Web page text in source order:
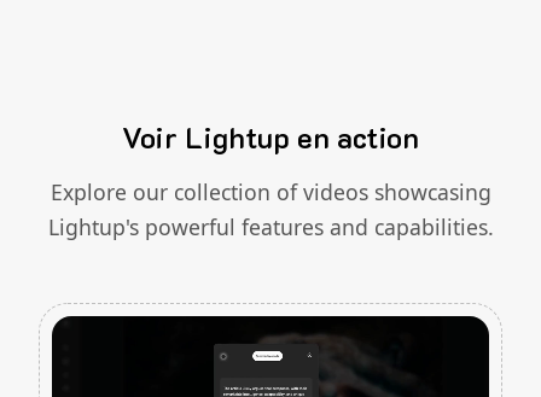
Voir Lightup en action
Explore our collection of videos showcasing
Lightup's powerful features and capabilities.